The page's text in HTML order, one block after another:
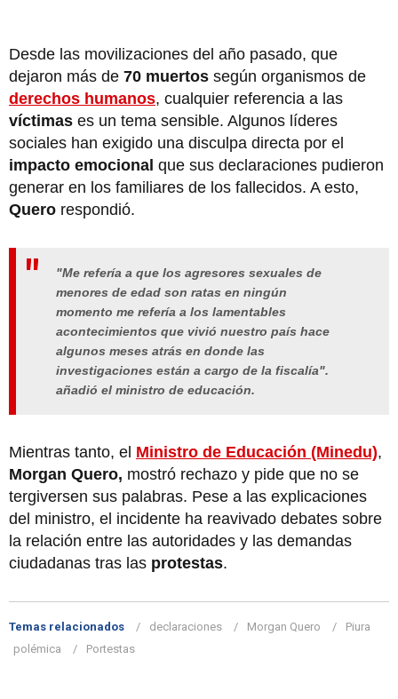
Desde las movilizaciones del año pasado, que
dejaron más de 70 muertos según organismos de
derechos humanos, cualquier referencia a las
víctimas es un tema sensible. Algunos líderes
sociales han exigido una disculpa directa por el
impacto emocional que sus declaraciones pudieron
generar en los familiares de los fallecidos. A esto,
Quero respondió.
"Me refería a que los agresores sexuales de
menores de edad son ratas en ningún
momento me refería a los lamentables
acontecimientos que vivió nuestro país hace
algunos meses atrás en donde las
investigaciones están a cargo de la fiscalía".
añadió el ministro de educación.
Mientras tanto, el Ministro de Educación (Minedu),
Morgan Quero, mostró rechazo y pide que no se
tergiversen sus palabras. Pese a las explicaciones
del ministro, el incidente ha reavivado debates sobre
la relación entre las autoridades y las demandas
ciudadanas tras las protestas.
Temas relacionados declaraciones Morgan Quero
Piura
polémica
Portestas